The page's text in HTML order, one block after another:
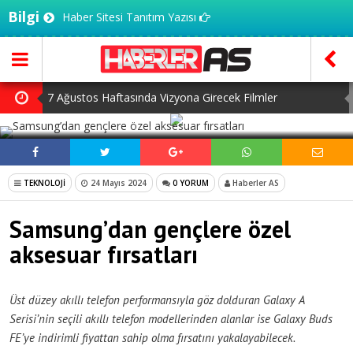
Bilgi Haber Sitesi Tanıtım Yazısı
7 Ağustos Haftasında Vizyona Girecek Filmler
Mürsel Ferhat Sağlam Tek Rumeli Tv’de Marka Atölyesi
Programına Konuk Oldu
Dijitalleşme Ebelik Hizmetlerini Dönüştürüyor
İnsanlar Saç Ekimi İçin Neden Türkiye’ye Geliyor?
Kilo Vermek mi, Yağ Vermek mi? Aynı Şey Sanıyoruz Ama
Değil!
SOSYAL MEDYADA PAYLAŞ
TEKNOLOJİ 24 Mayıs 2024 0 YORUM Haberler AS
Samsung’dan gençlere özel
aksesuar fırsatları
Üst düzey akıllı telefon performansıyla göz dolduran Galaxy A
Serisi’nin seçili akıllı telefon modellerinden alanlar ise Galaxy Buds
FE’ye indirimli fiyattan sahip olma fırsatını yakalayabilecek.